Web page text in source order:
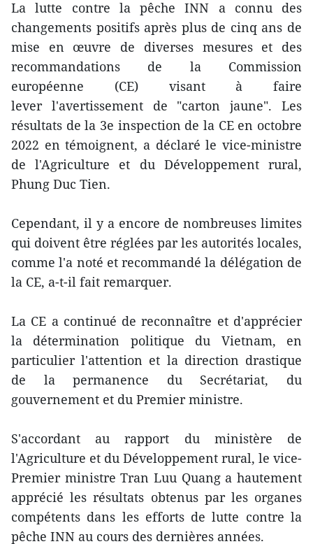
La lutte contre la pêche INN a connu des
changements positifs après plus de cinq ans de
mise en œuvre de diverses mesures et des
recommandations de la Commission
européenne (CE) visant à faire
lever l'avertissement de "carton jaune". Les
résultats de la 3e inspection de la CE en octobre
2022 en témoignent, a déclaré le vice-ministre
de l'Agriculture et du Développement rural,
Phung Duc Tien.
Cependant, il y a encore de nombreuses limites
qui doivent être réglées par les autorités locales,
comme l'a noté et recommandé la délégation de
la CE, a-t-il fait remarquer.
La CE a continué de reconnaître et d'apprécier
la détermination politique du Vietnam, en
particulier l'attention et la direction drastique
de la permanence du Secrétariat, du
gouvernement et du Premier ministre.
S'accordant au rapport du ministère de
l'Agriculture et du Développement rural, le vice-
Premier ministre Tran Luu Quang a hautement
apprécié les résultats obtenus par les organes
compétents dans les efforts de lutte contre la
pêche INN au cours des dernières années.